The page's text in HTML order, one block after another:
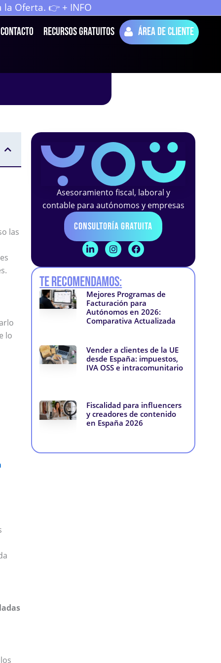
Oferta. 👉 + INFO
Contacto Recursos Gratuitos
Área de cliente
las
lo
Asesoramiento fiscal, laboral y
contable para autónomos y empresas
Consultoría Gratuita
L
i
k
e
d
i
n
-
i
I
n
t
a
g
r
a
m
F
a
e
o
k
-
f
Te recomendamos:
Mejores Programas de
Facturación para
Autónomos en 2026:
Comparativa Actualizada
Vender a clientes de la UE
desde España: impuestos,
IVA OSS e intracomunitario
Fiscalidad para influencers
y creadores de contenido
en España 2026